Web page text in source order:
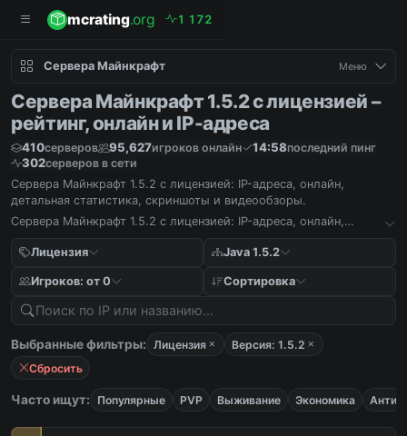
mcrating.org 1 1 72
Сервера Майнкрафт Меню
Сервера Майнкрафт 1.5.2 с лицензией –
рейтинг, онлайн и IP-адреса
410серверов 95,627игроков онлайн 14:58последний пинг
302серверов в сети
Сервера Майнкрафт 1.5.2 с лицензией: IP-адреса, онлайн,
детальная статистика, скриншоты и видеообзоры.
Сервера Майнкрафт 1.5.2 с лицензией: IP-адреса, онлайн,
Лицензия
Java 1.5.2
Игроков: от 0 Сортировка
Выбранные фильтры: Лицензия
Версия: 1.5.2
Сбросить
Часто ищут: Популярные PVP Выживание Экономика